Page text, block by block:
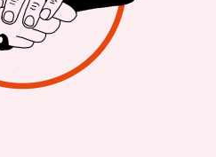
hat. Weil derParagraf 218
damit
die ihre
helfen – also die
unter bevormundenden